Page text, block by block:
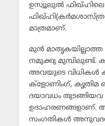
ഉസ്വൂലുല്‍
ഫിഖ്ഹി(കര്‍മശാസ്ത്ര
മാത്രമാണ്.
മുന്‍
നമുക്കു മുമ്പിലുണ്ട്.
അവയുടെ വിധികള്‍
ക്ളോണിംഗ്, കൃത്രിമ
ദയാവധം
ഉദാഹരണങ്ങളാണ്.
സംഗതികള്‍